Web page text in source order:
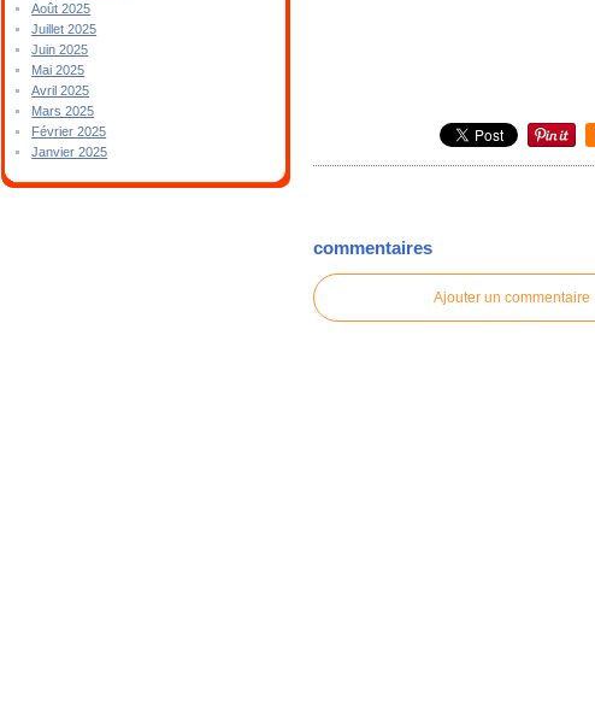
Août 2025
Juillet 2025
Juin 2025
Mai 2025
Avril 2025
Mars 2025
Février 2025
Janvier 2025
commentaires
Ajouter un commentaire